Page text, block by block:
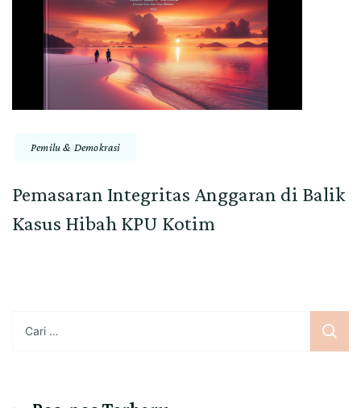
Pemilu & Demokrasi
Pemasaran Integritas Anggaran di Balik
Kasus Hibah KPU Kotim
untuk: